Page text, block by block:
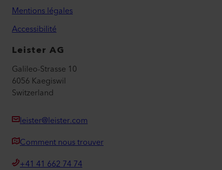
Mentions légales
Accessibilité
Leister AG
Galileo-Strasse 10
6056 Kaegiswil
Switzerland
leister@leister.com
Comment nous trouver
+41 41 662 74 74